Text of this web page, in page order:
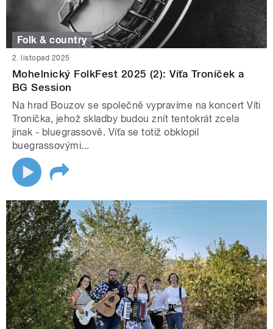
Folk & country
2. listopad 2025
Mohelnický FolkFest 2025 (2): Víťa Troníček a
BG Session
Na hrad Bouzov se společně vypravíme na koncert Víti
Troníčka, jehož skladby budou znít tentokrát zcela
jinak - bluegrassově. Víťa se totiž obklopil
buegrassovými...